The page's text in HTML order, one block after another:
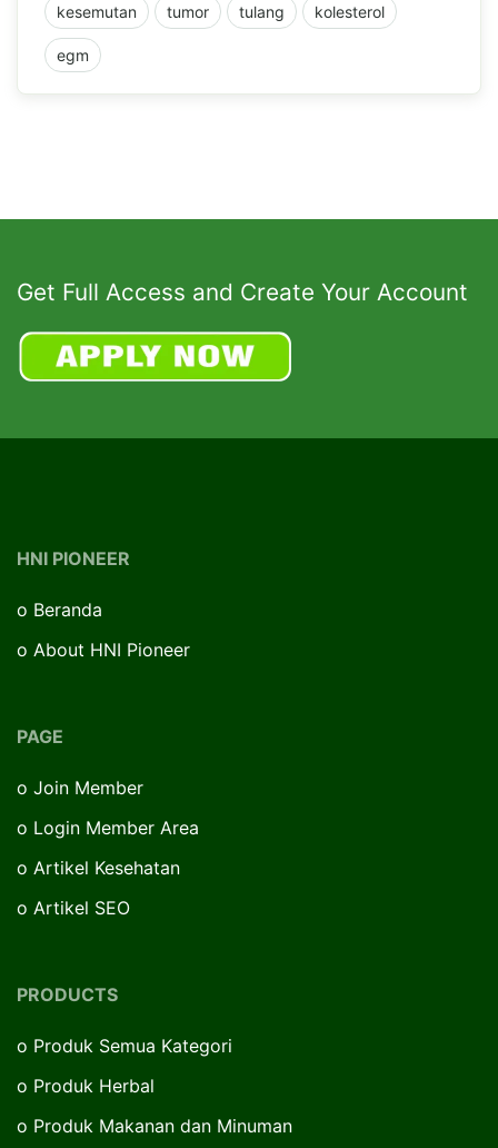
kesemutan tumor tulang kolesterol
egm
Get Full Access and Create Your Account
HNI PIONEER
o Beranda
o About HNI Pioneer
PAGE
o Join Member
o Login Member Area
o Artikel Kesehatan
o Artikel SEO
PRODUCTS
o Produk Semua Kategori
o Produk Herbal
o Produk Makanan dan Minuman